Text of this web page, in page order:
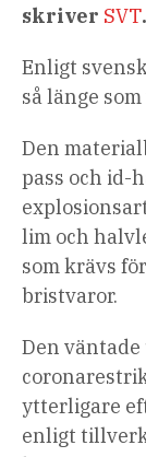
skriver SVT.
Enligt
så länge
Den
pass och id-
lim och
som krävs
bristvaror.
Den
ytterligare
enligt